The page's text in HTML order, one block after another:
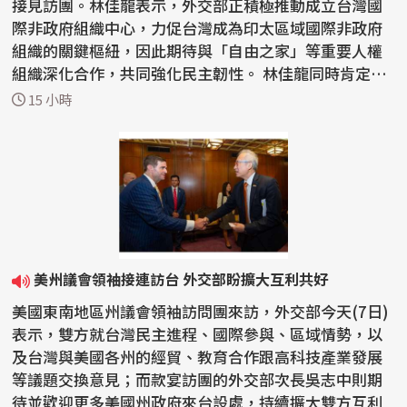
接見訪團。林佳龍表示，外交部正積極推動成立台灣國
際非政府組織中心，力促台灣成為印太區域國際非政府
組織的關鍵樞紐，因此期待與「自由之家」等重要人權
組織深化合作，共同強化民主韌性。 林佳龍同時肯定
「自由之...
15 小時
美州議會領袖接連訪台 外交部盼擴大互利共好
美國東南地區州議會領袖訪問團來訪，外交部今天(7日)
表示，雙方就台灣民主進程、國際參與、區域情勢，以
及台灣與美國各州的經貿、教育合作跟高科技產業發展
等議題交換意見；而款宴訪團的外交部次長吳志中則期
待並歡迎更多美國州政府來台設處，持續擴大雙方互利